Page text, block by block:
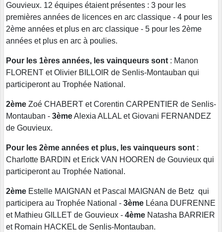
Gouvieux. 12 équipes étaient présentes : 3 pour les
premières années de licences en arc classique - 4 pour les
2ème années et plus en arc classique - 5 pour les 2ème
années et plus en arc à poulies.
Pour les 1ères années, les vainqueurs sont : Manon
FLORENT et Olivier BILLOIR de Senlis-Montauban qui
participeront au Trophée National.
2ème Zoé CHABERT et Corentin CARPENTIER de Senlis-
Montauban - 3èmeAlexia ALLAL et Giovani FERNANDEZ
de Gouvieux.
Pour les 2ème années et plus, les vainqueurs sont :
Charlotte BARDIN et Erick VAN HOOREN de Gouvieux qui
participeront au Trophée National.
2ème Estelle MAIGNAN et Pascal MAIGNAN de Betz qui
participera au Trophée National - 3ème Léana DUFRENNE
et Mathieu GILLET de Gouvieux - 4ème Natasha BARRIER
et Romain HACKEL de Senlis-Montauban.